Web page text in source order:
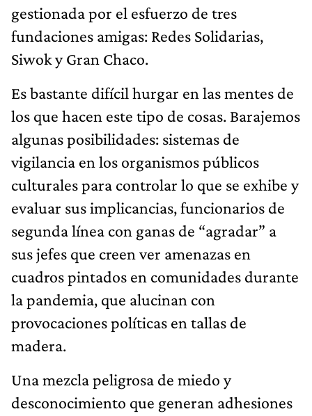
gestionada por el esfuerzo de tres
fundaciones amigas: Redes Solidarias,
Siwok y Gran Chaco.
Es bastante difícil hurgar en las mentes de
los que hacen este tipo de cosas. Barajemos
algunas posibilidades: sistemas de
vigilancia en los organismos públicos
culturales para controlar lo que se exhibe y
evaluar sus implicancias, funcionarios de
segunda línea con ganas de “agradar” a
sus jefes que creen ver amenazas en
cuadros pintados en comunidades durante
la pandemia, que alucinan con
provocaciones políticas en tallas de
madera.
Una mezcla peligrosa de miedo y
desconocimiento que generan adhesiones